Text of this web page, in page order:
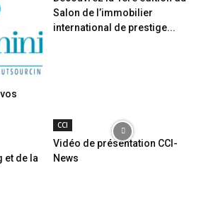
Salon de l’immobilier
international de prestige...
et de la
CCI
Vidéo de présentation CCI-
News